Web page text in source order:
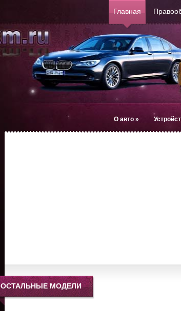
Главная
О авто »
ОСТАЛЬНЫЕ МОДЕЛИ